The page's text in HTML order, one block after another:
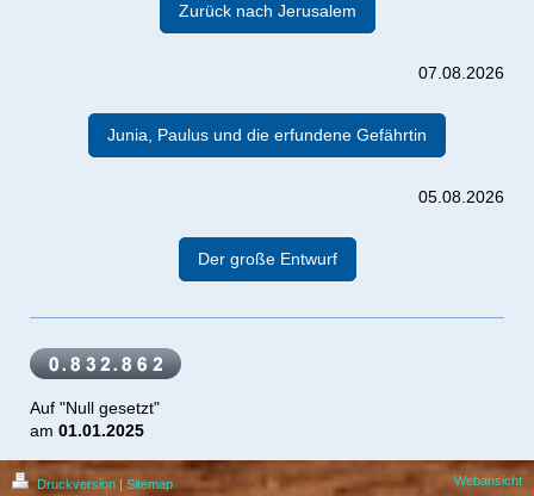
Zurück nach Jerusalem
07.08.2026
Junia, Paulus und die erfundene Gefährtin
05.08.2026
Der große Entwurf
Auf "Null gesetzt"
am 01.01.2025
Druckversion | Sitemap
Webansicht